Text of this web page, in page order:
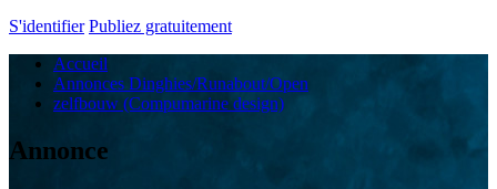
S'identifier Publiez gratuitement
Accueil
Annonces Dinghies/Runabout/Open
zelfbouw (Compumarine design)
Annonce